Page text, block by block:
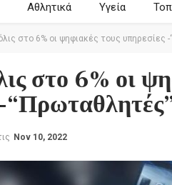
Αθλητικά Υγεία
στο 6% οι ψηφιακές τους υπηρεσίες
στο 6% οι
Nov 10, 2022